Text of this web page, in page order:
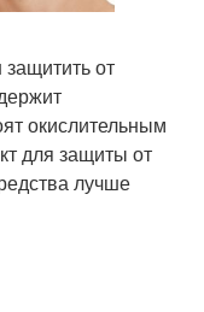
от
окислительным
для защиты от
лучше